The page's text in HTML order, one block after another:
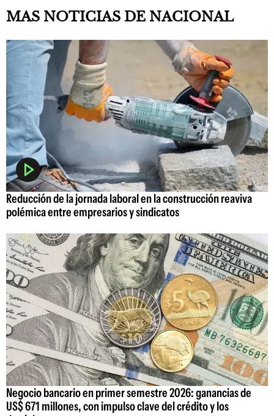
MAS NOTICIAS DE NACIONAL
Reducción de la jornada laboral en la construcción reaviva
polémica entre empresarios y sindicatos
Negocio bancario en primer semestre 2026: ganancias de
US$ 671 millones, con impulso clave del crédito y los